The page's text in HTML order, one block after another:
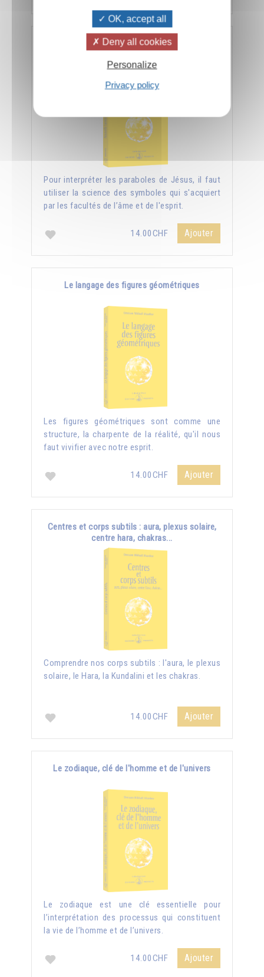
Nouvelle lumière sur les Évangiles
Pour interpréter les paraboles de Jésus, il faut
utiliser la science des symboles qui s'acquiert
par les facultés de l’âme et de l'esprit.
14.00CHF Ajouter
Le langage des figures géométriques
Les figures géométriques sont comme une
structure, la charpente de la réalité, qu'il nous
faut vivifier avec notre esprit.
14.00CHF Ajouter
Centres et corps subtils : aura, plexus solaire,
centre hara, chakras...
Comprendre nos corps subtils : l'aura, le plexus
solaire, le Hara, la Kundalini et les chakras.
14.00CHF Ajouter
Le zodiaque, clé de l'homme et de l'univers
Le zodiaque est une clé essentielle pour
l’interprétation des processus qui constituent
la vie de l’homme et de l’univers.
14.00CHF Ajouter
OK, accept all
Deny all cookies
Personalize
Privacy policy